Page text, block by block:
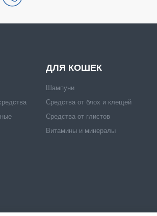
ДЛЯ КОШЕК
Шампуни
Средства от блох и клещей
Средства от глистов
Витамины и минералы